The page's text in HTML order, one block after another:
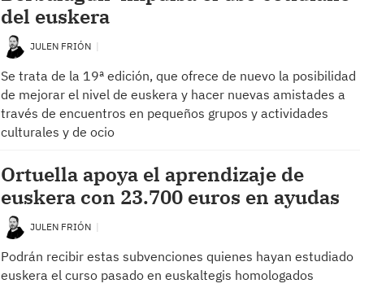
del euskera
JULEN FRIÓN
Se trata de la 19ª edición, que ofrece de nuevo la posibilidad
de mejorar el nivel de euskera y hacer nuevas amistades a
través de encuentros en pequeños grupos y actividades
culturales y de ocio
Ortuella apoya el aprendizaje de
euskera con 23.700 euros en ayudas
JULEN FRIÓN
Podrán recibir estas subvenciones quienes hayan estudiado
euskera el curso pasado en euskaltegis homologados